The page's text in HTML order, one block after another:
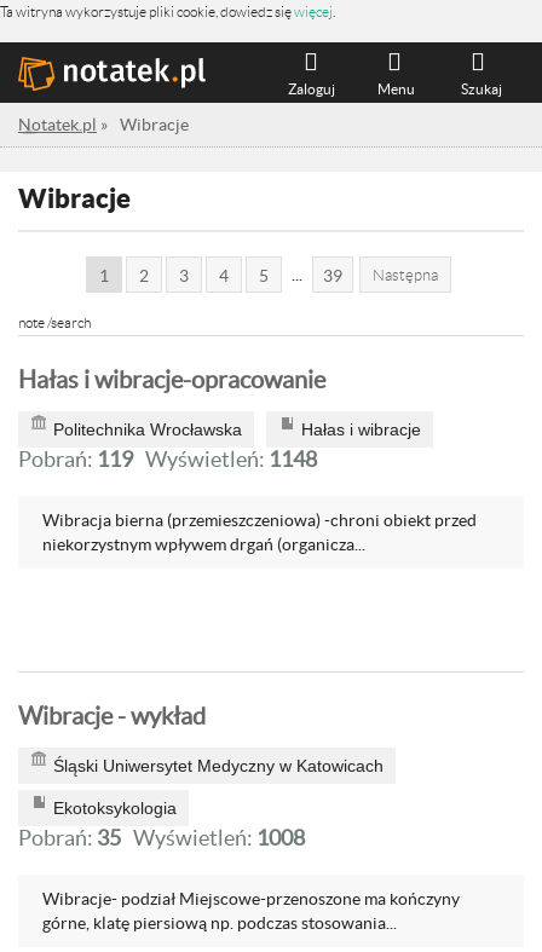
Ta witryna wykorzystuje pliki cookie, dowiedz sięwięcej
Szukaj
Menu
Zaloguj
Notatek.pl » Wibracje
Wibracje
1 2 3 4 5 39 Następna
note /search
Hałas i wibracje-opracowanie
Politechnika Wrocławska Hałas i wibracje
Pobrań: 119 Wyświetleń: 1148
Wibracja bierna (przemieszczeniowa) -chroni obiekt przed
niekorzystnym wpływem drgań (organicza...
Wibracje - wykład
Śląski Uniwersytet Medyczny w Katowicach
Ekotoksykologia
Pobrań: 35 Wyświetleń: 1008
Wibracje- podział Miejscowe-przenoszone ma kończyny
górne, klatę piersiową np. podczas stosowania...